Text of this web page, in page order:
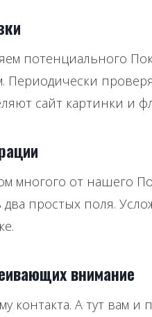
потенциального
Периодически
сайт картинки и
многого от нашего
два простых поля.
внимание
контакта. А тут вам и